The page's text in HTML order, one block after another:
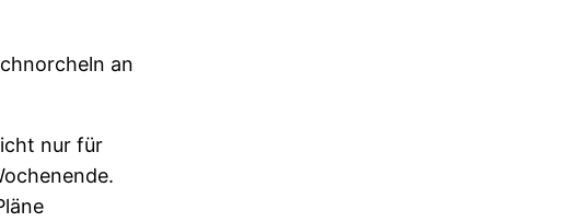
an
nur für